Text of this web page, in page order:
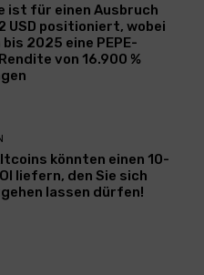
ist für einen Ausbruch
USD positioniert, wobei
2025 eine PEPE-
von 16.900 %
könnten einen 10-
liefern, den Sie sich
lassen dürfen!